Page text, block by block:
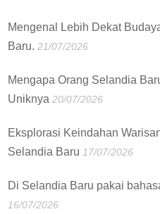
Mengenal Lebih Dekat
Baru. 21/07/2026
Mengapa Orang Selandia
Uniknya 20/07/2026
Eksplorasi Keindahan
Selandia Baru 17/07/2026
Di Selandia Baru pakai
16/07/2026